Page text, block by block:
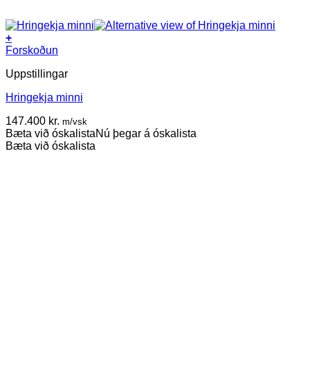
+
Forskoðun
Uppstillingar
Hringekja minni
147.400 kr. m/vsk
Bæta við óskalistaNú þegar á óskalista
Bæta við óskalista